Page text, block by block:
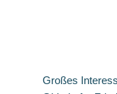
Großes